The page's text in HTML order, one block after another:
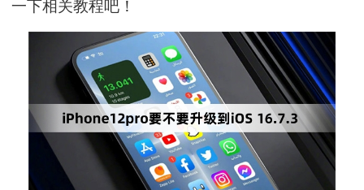
一下相关教程吧！